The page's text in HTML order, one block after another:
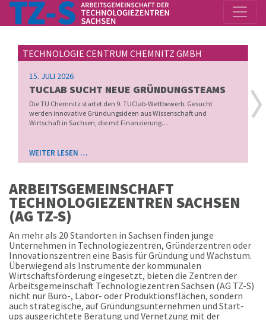
TECHNOLOGIE CENTRUM CHEMNITZ GMBH
15. JULI 2026
TUCLAB SUCHT NEUE GRÜNDUNGSTEAMS
Die TU Chemnitz startet den 9. TUClab-Wettbewerb. Gesucht
werden innovative Gründungsideen aus Wissenschaft und
Wirtschaft in Sachsen, die mit Finanzierung…
WEITER LESEN …
ARBEITSGEMEINSCHAFT
TECHNOLOGIEZENTREN SACHSEN
(AG TZ-S)
An mehr als 20 Standorten in Sachsen finden junge
Unternehmen in Technologiezentren, Gründerzentren oder
Innovationszentren eine Basis für Gründung und Wachstum.
Überwiegend als Instrumente der kommunalen
Wirtschaftsförderung eingesetzt, bieten die Zentren der
Arbeitsgemeinschaft Technologiezentren Sachsen (AG TZ-S)
nicht nur Büro-, Labor- oder Produktionsflächen, sondern
auch strategische, auf Gründungsunternehmen und Start-
ups ausgerichtete Beratung und Vernetzung mit der